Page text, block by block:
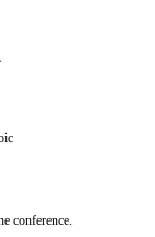
.
conference.